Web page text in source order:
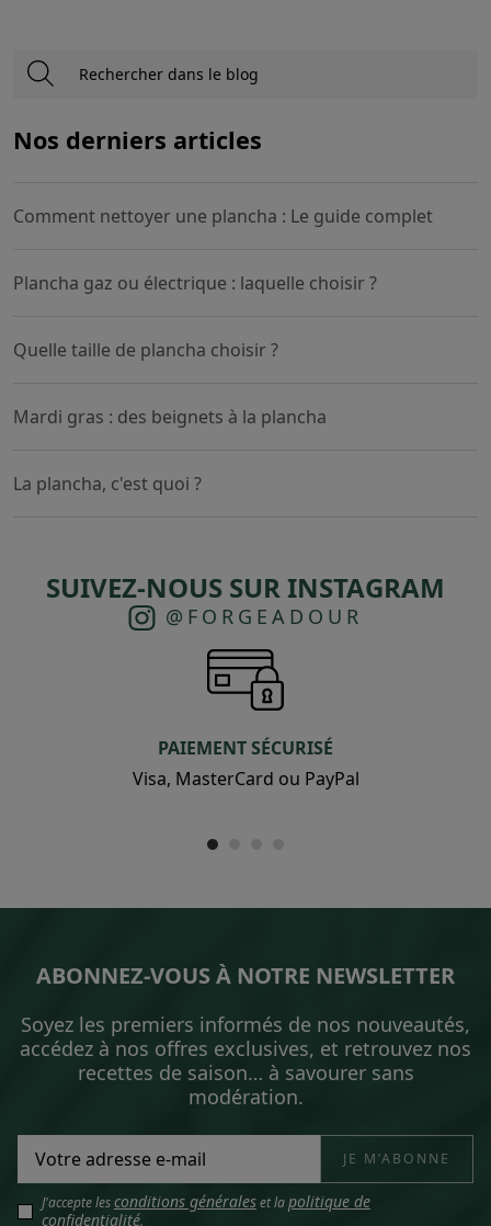
Nos derniers articles
Comment nettoyer une plancha : Le guide complet
Plancha gaz ou électrique : laquelle choisir ?
Quelle taille de plancha choisir ?
Mardi gras : des beignets à la plancha
La plancha, c'est quoi ?
SUIVEZ-NOUS SUR INSTAGRAM
@FORGEADOUR
PAIEMENT SÉCURISÉ
Visa, MasterCard ou PayPal
ABONNEZ-VOUS À NOTRE NEWSLETTER
Soyez les premiers informés de nos nouveautés,
accédez à nos offres exclusives, et retrouvez nos
recettes de saison… à savourer sans
modération.
J'accepte lesconditions généraleset lapolitique de
confidentialité.